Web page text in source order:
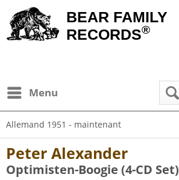
BEAR FAMILY
RECORDS®
Menu
Allemand 1951 - maintenant
Peter Alexander
Optimisten-Boogie (4-CD Set)